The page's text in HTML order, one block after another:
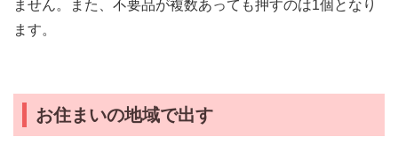
ません。また、不要品が複数あっても押すのは1個となり
ます。
お住まいの地域で出す